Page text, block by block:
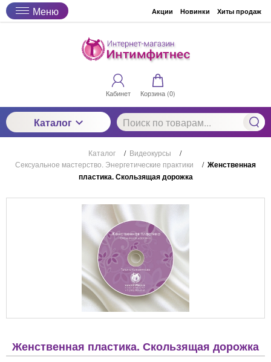
Меню Акции Новинки Хиты продаж
Кабинет Корзина (0)
Каталог
Каталог / Видеокурсы
/
Сексуальное мастерство. Энергетические практики
/ Женственная
пластика. Скользящая дорожка
Женственная пластика. Скользящая дорожка